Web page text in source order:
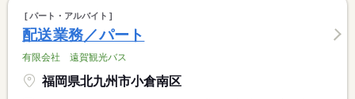
パート・アルバイト
配送業務／パート
有限会社 遠賀観光バス
福岡県北九州市小倉南区